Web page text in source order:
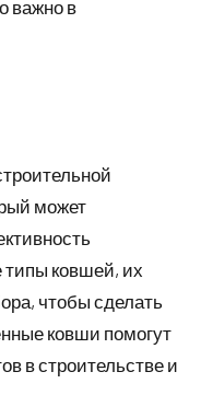
важно в
может
ковшей, их
чтобы сделать
ковши помогут
в строительстве и